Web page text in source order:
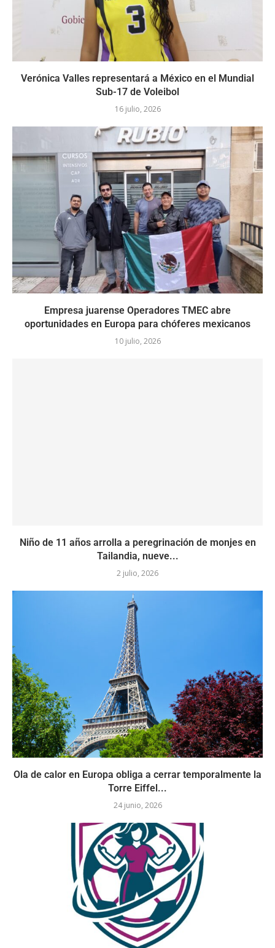
Verónica Valles representará a México en el Mundial
Sub-17 de Voleibol
16 julio, 2026
Empresa juarense Operadores TMEC abre
oportunidades en Europa para chóferes mexicanos
10 julio, 2026
Niño de 11 años arrolla a peregrinación de monjes en
Tailandia, nueve...
2 julio, 2026
Ola de calor en Europa obliga a cerrar temporalmente la
Torre Eiffel...
24 junio, 2026